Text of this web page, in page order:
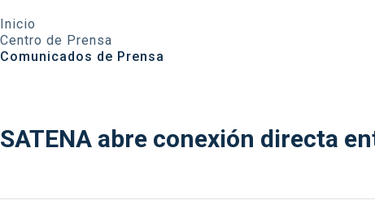
Inicio
Centro de Prensa
Comunicados de Prensa
SATENA abre conexión directa